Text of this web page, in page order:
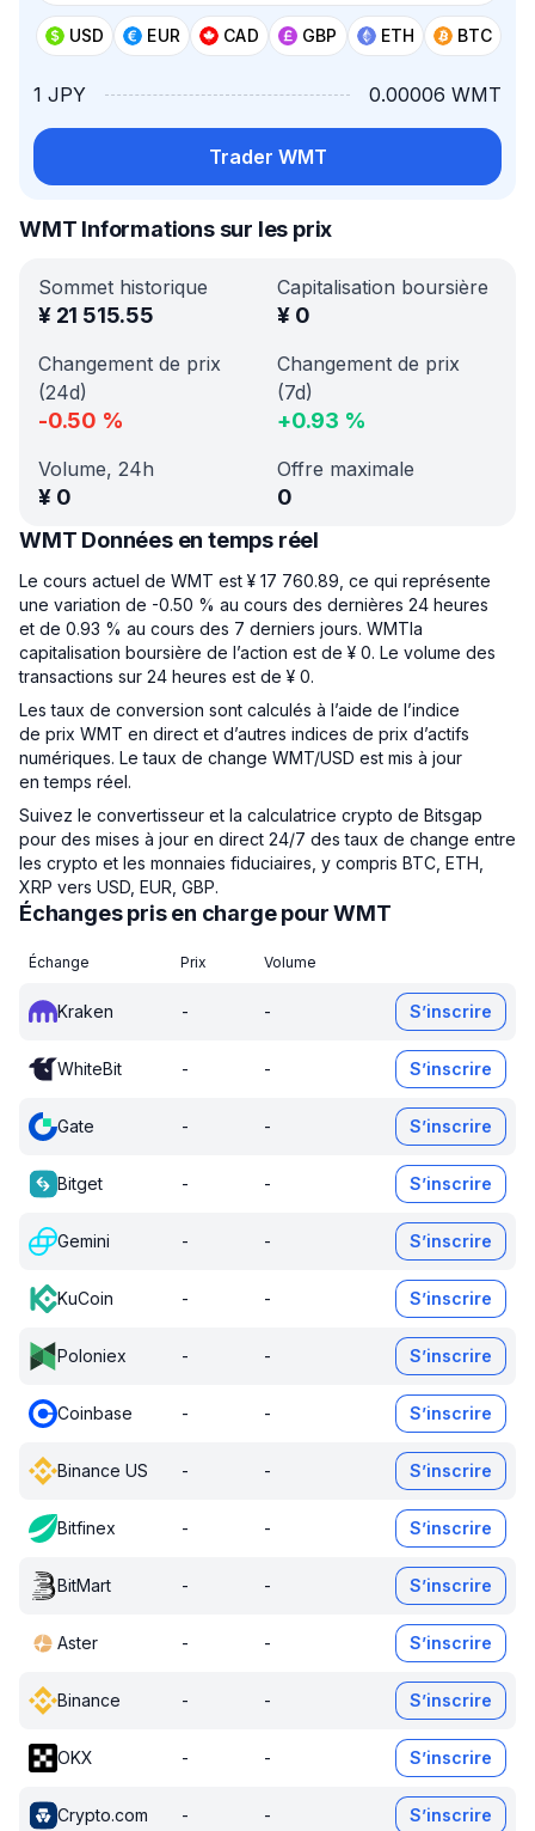
USD EUR CAD GBP ETH BTC
1 JPY 0.00006 WMT
Trader WMT
WMT Informations sur les prix
Sommet historique
¥ 21 515.55
Capitalisation boursière
¥ 0
Changement de prix
(24d)
-0.50 %
Changement de prix
(7d)
+0.93 %
Volume, 24h
¥ 0
Offre maximale
0
WMT Données en temps réel
Le cours actuel de WMT est ¥ 17 760.89, ce qui représente
une variation de -0.50 % au cours des dernières 24 heures
et de 0.93 % au cours des 7 derniers jours. WMTla
capitalisation boursière de l’action est de ¥ 0. Le volume des
transactions sur 24 heures est de ¥ 0.
Les taux de conversion sont calculés à l’aide de l’indice
de prix WMT en direct et d’autres indices de prix d’actifs
numériques. Le taux de change WMT/USD est mis à jour
en temps réel.
Suivez le convertisseur et la calculatrice crypto de Bitsgap
pour des mises à jour en direct 24/7 des taux de change entre
les crypto et les monnaies fiduciaires, y compris BTC, ETH,
XRP vers USD, EUR, GBP.
Échanges pris en charge pour WMT
Échange Prix Volume
Kraken - - S’inscrire
WhiteBit - - S’inscrire
Gate - - S’inscrire
Bitget - - S’inscrire
Gemini - - S’inscrire
KuCoin - - S’inscrire
Poloniex - - S’inscrire
Coinbase - - S’inscrire
Binance US - - S’inscrire
Bitfinex - - S’inscrire
BitMart - - S’inscrire
Aster - - S’inscrire
Binance - - S’inscrire
OKX - - S’inscrire
Crypto.com - - S’inscrire